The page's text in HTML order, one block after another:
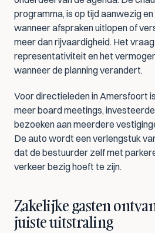
programma, is op tijd aanwezig
wanneer afspraken uitlopen of
meer dan rijvaardigheid. Het
representativiteit en het
wanneer de planning verandert.
Voor directieleden in Amersfoort
meer board meetings,
bezoeken aan meerdere
De auto wordt een verlengstuk
dat de bestuurder zelf met
verkeer bezig hoeft te zijn.
Zakelijke gasten
juiste uitstraling